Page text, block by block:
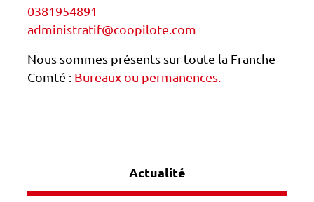
0381954891
administratif@coopilote.com
Nous sommes présents sur toute la Franche-
Comté : Bureaux ou permanences.
Actualité